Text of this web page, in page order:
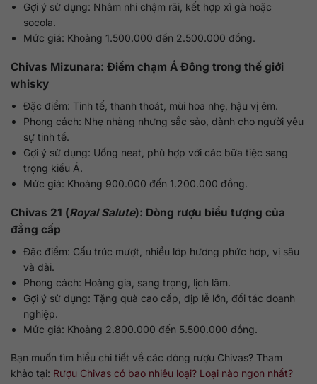
Gợi ý sử dụng: Nhâm nhi chậm rãi, kết hợp xì gà hoặc
socola.
Mức giá: Khoảng 1.500.000 đến 2.500.000 đồng.
Chivas Mizunara: Điểm chạm Á Đông trong thế giới
whisky
Đặc điểm: Tinh tế, thanh thoát, mùi hoa nhẹ, hậu vị êm.
Phong cách: Nhẹ nhàng nhưng sắc sảo, dành cho người yêu
sự tinh tế.
Gợi ý sử dụng: Uống neat, phù hợp với các bữa tiệc sang
trọng kiểu Á.
Mức giá: Khoảng 900.000 đến 1.200.000 đồng.
Chivas 21 (Royal Salute): Dòng rượu biểu tượng của
đẳng cấp
Đặc điểm: Cấu trúc mượt, nhiều lớp hương phức hợp, vị sâu
và dài.
Phong cách: Hoàng gia, sang trọng, lịch lãm.
Gợi ý sử dụng: Tặng quà cao cấp, dịp lễ lớn, đối tác doanh
nghiệp.
Mức giá: Khoảng 2.800.000 đến 5.500.000 đồng.
Bạn muốn tìm hiểu chi tiết về các dòng rượu Chivas? Tham
khảo tại: Rượu Chivas có bao nhiêu loại? Loại nào ngon nhất?